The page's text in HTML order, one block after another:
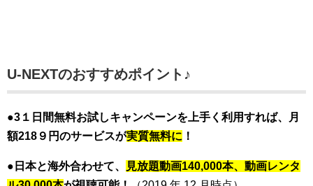
U-NEXTのおすすめポイント♪
●3１日間無料お試しキャンペーンを上手く利用すれば、月
額218９円のサービスが実質無料に ！
●日本と海外合わせて、
見放題動画140,000本、動画レンタ